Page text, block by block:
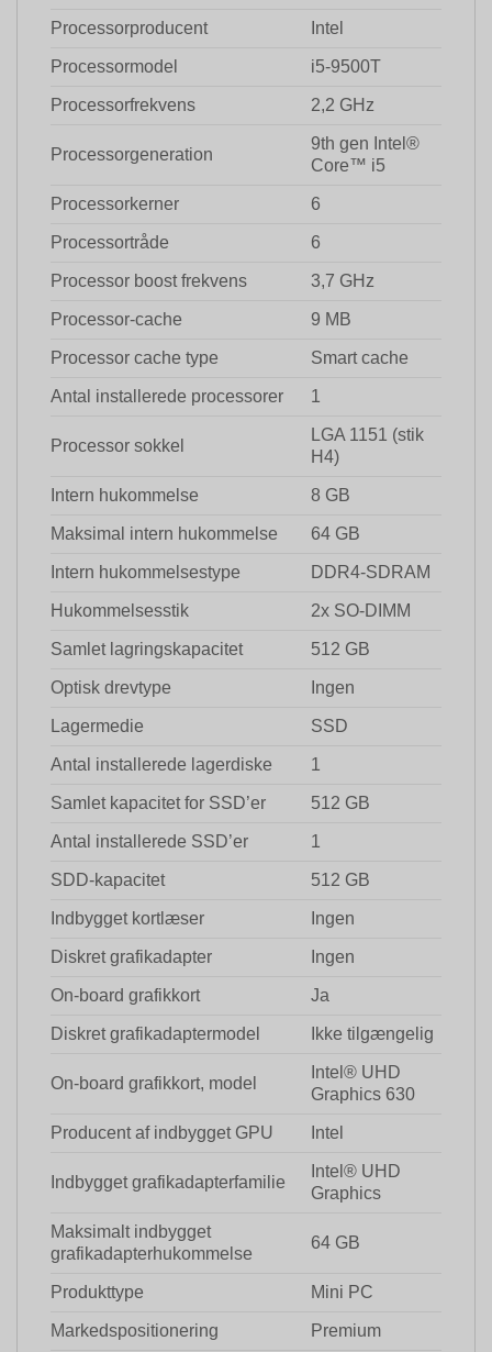
Processorproducent Intel
Processormodel i5-9500T
Processorfrekvens 2,2 GHz
Processorgeneration
9th gen Intel®
Core™ i5
Processorkerner 6
Processortråde 6
Processor boost frekvens 3,7 GHz
Processor-cache 9 MB
Processor cache type Smart cache
Antal installerede processorer 1
Processor sokkel
LGA 1151 (stik
H4)
Intern hukommelse 8 GB
Maksimal intern hukommelse 64 GB
Intern hukommelsestype DDR4-SDRAM
Hukommelsesstik 2x SO-DIMM
Samlet lagringskapacitet 512 GB
Optisk drevtype Ingen
Lagermedie SSD
Antal installerede lagerdiske 1
Samlet kapacitet for SSD’er 512 GB
Antal installerede SSD’er 1
SDD-kapacitet 512 GB
Indbygget kortlæser Ingen
Diskret grafikadapter Ingen
On-board grafikkort Ja
Diskret grafikadaptermodel Ikke tilgængelig
On-board grafikkort, model
Intel® UHD
Graphics 630
Producent af indbygget GPU Intel
Indbygget grafikadapterfamilie
Intel® UHD
Graphics
Maksimalt indbygget
grafikadapterhukommelse
64 GB
Produkttype Mini PC
Markedspositionering Premium